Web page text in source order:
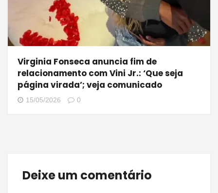
Virginia Fonseca anuncia fim de
relacionamento com Vini Jr.: ‘Que seja
página virada’; veja comunicado
15/05/2026 0
Deixe um comentário